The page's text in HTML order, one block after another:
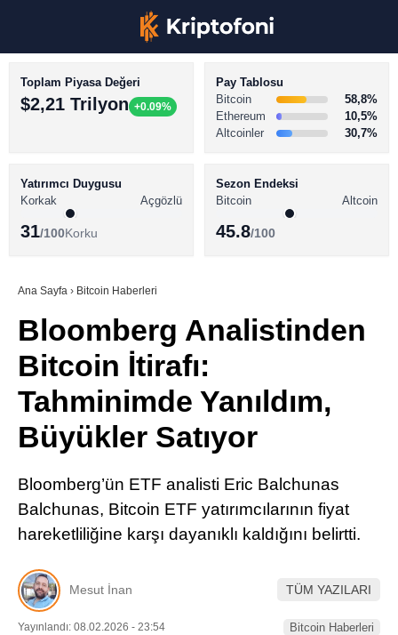
Youtube
BİTCOİN HABERLERİ
ALTCOİN HABERLERİ
SÖZLÜK
Toplam Piyasa Değeri
$2,21 Trilyon +0.09%
Pay Tablosu
Bitcoin
58,8%
Ethereum
10,5%
Altcoinler
30,7%
Yatırımcı Duygusu
Korkak
Açgözlü
31/100Korku
Sezon Endeksi
Bitcoin
Altcoin
45.8/100
Ana Sayfa › Bitcoin Haberleri
Bloomberg Analistinden
Bitcoin İtirafı:
Tahminimde Yanıldım,
Büyükler Satıyor
Bloomberg’ün ETF analisti Eric Balchunas
Balchunas, Bitcoin ETF yatırımcılarının fiyat
hareketliliğine karşı dayanıklı kaldığını belirtti.
Mesut İnan TÜM YAZILARI
Yayınlandı: 08.02.2026 - 23:54 Bitcoin Haberleri